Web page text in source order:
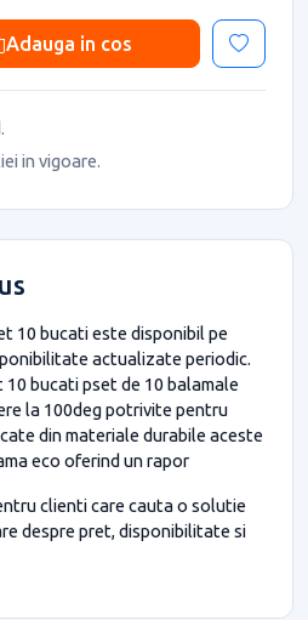
Adauga in cos
in vigoare.
10 bucati este disponibil pe
actualizate periodic.
bucati pset de 10 balamale
la 100deg potrivite pentru
din materiale durabile aceste
eco oferind un rapor
clienti care cauta o solutie
despre pret, disponibilitate si